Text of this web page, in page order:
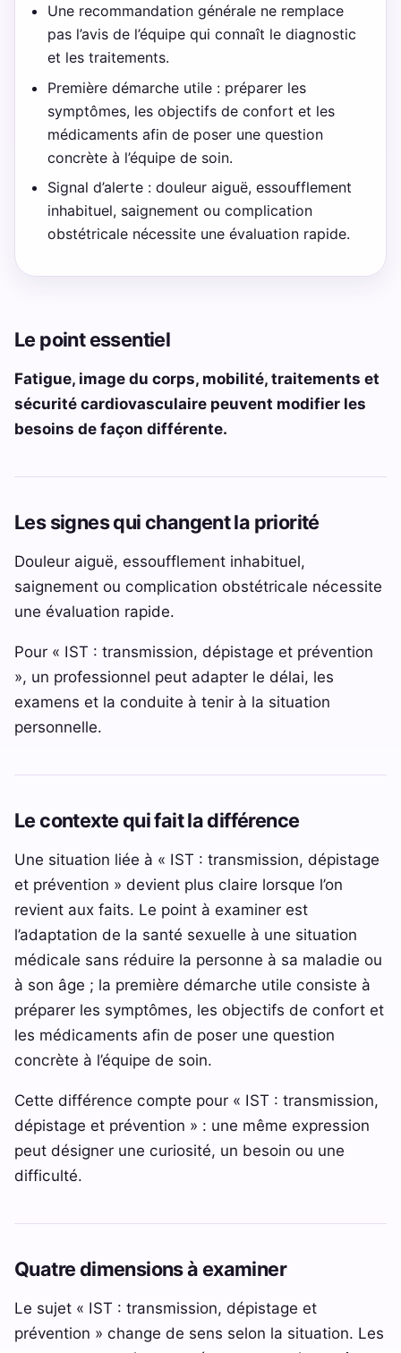
Une recommandation générale ne remplace
pas l’avis de l’équipe qui connaît le diagnostic
et les traitements.
Première démarche utile : préparer les
symptômes, les objectifs de confort et les
médicaments afin de poser une question
concrète à l’équipe de soin.
Signal d’alerte : douleur aiguë, essoufflement
inhabituel, saignement ou complication
obstétricale nécessite une évaluation rapide.
Le point essentiel
Fatigue, image du corps, mobilité, traitements et
sécurité cardiovasculaire peuvent modifier les
besoins de façon différente.
Les signes qui changent la priorité
Douleur aiguë, essoufflement inhabituel,
saignement ou complication obstétricale nécessite
une évaluation rapide.
Pour « IST : transmission, dépistage et prévention
», un professionnel peut adapter le délai, les
examens et la conduite à tenir à la situation
personnelle.
Le contexte qui fait la différence
Une situation liée à « IST : transmission, dépistage
et prévention » devient plus claire lorsque l’on
revient aux faits. Le point à examiner est
l’adaptation de la santé sexuelle à une situation
médicale sans réduire la personne à sa maladie ou
à son âge ; la première démarche utile consiste à
préparer les symptômes, les objectifs de confort et
les médicaments afin de poser une question
concrète à l’équipe de soin.
Cette différence compte pour « IST : transmission,
dépistage et prévention » : une même expression
peut désigner une curiosité, un besoin ou une
difficulté.
Quatre dimensions à examiner
Le sujet « IST : transmission, dépistage et
prévention » change de sens selon la situation. Les